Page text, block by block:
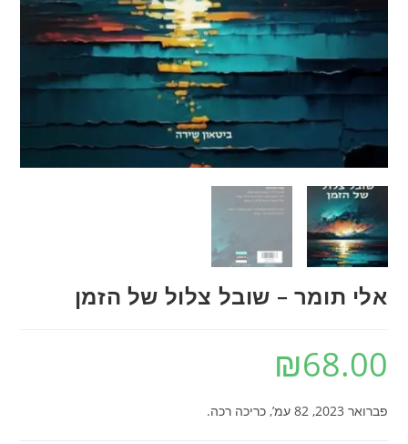
אלי תומר – שובל צלול של הזמן
₪68.00
פברואר 2023, 82 עמ’, כריכה רכה.